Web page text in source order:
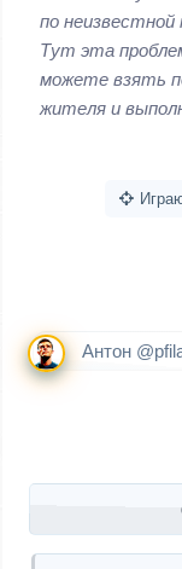
по неизвестной
Тут эта
можете взять
жителя и
Антон
Запись навигация